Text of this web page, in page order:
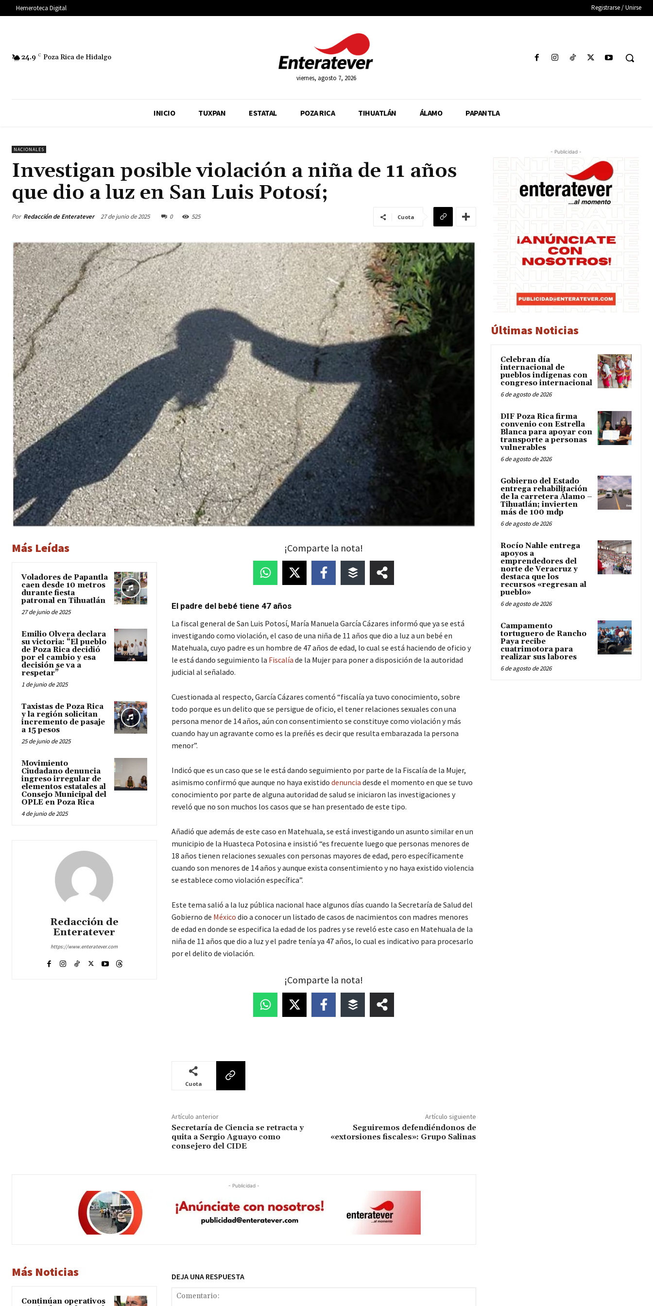
Hemeroteca Digital Registrarse / Unirse
24.9 C Poza Rica de Hidalgo
viernes, agosto 7, 2026
INICIO TUXPAN ESTATAL POZA RICA TIHUATLÁN ÁLAMO PAPANTLA
NACIONALES
Investigan posible violación a niña de 11 años
que dio a luz en San Luis Potosí;
Por Redacción de Enteratever 27 de junio de 2025 0 525 Cuota
Más Leídas
Voladores de Papantla
caen desde 10 metros
durante fiesta
patronal en Tihuatlán
27 de junio de 2025
Emilio Olvera declara
su victoria: “El pueblo
de Poza Rica decidió
por el cambio y esa
decisión se va a
respetar”
1 de junio de 2025
Taxistas de Poza Rica
y la región solicitan
incremento de pasaje
a 15 pesos
25 de junio de 2025
Movimiento
Ciudadano denuncia
ingreso irregular de
elementos estatales al
Consejo Municipal del
OPLE en Poza Rica
4 de junio de 2025
Redacción de
Enteratever
https://www.enteratever.com
¡Comparte la nota!
El padre del bebé tiene 47 años
La fiscal general de San Luis Potosí, María Manuela García Cázares informó que ya se está
investigando como violación, el caso de una niña de 11 años que dio a luz a un bebé en
Matehuala, cuyo padre es un hombre de 47 años de edad, lo cual se está haciendo de oficio y
le está dando seguimiento la Fiscalía de la Mujer para poner a disposición de la autoridad
judicial al señalado.
Cuestionada al respecto, García Cázares comentó “fiscalía ya tuvo conocimiento, sobre
todo porque es un delito que se persigue de oficio, el tener relaciones sexuales con una
persona menor de 14 años, aún con consentimiento se constituye como violación y más
cuando hay un agravante como es la preñés es decir que resulta embarazada la persona
menor”.
Indicó que es un caso que se le está dando seguimiento por parte de la Fiscalía de la Mujer,
asimismo confirmó que aunque no haya existido denuncia desde el momento en que se tuvo
conocimiento por parte de alguna autoridad de salud se iniciaron las investigaciones y
reveló que no son muchos los casos que se han presentado de este tipo.
Añadió que además de este caso en Matehuala, se está investigando un asunto similar en un
municipio de la Huasteca Potosina e insistió “es frecuente luego que personas menores de
18 años tienen relaciones sexuales con personas mayores de edad, pero específicamente
cuando son menores de 14 años y aunque exista consentimiento y no haya existido violencia
se establece como violación específica”.
Este tema salió a la luz pública nacional hace algunos días cuando la Secretaría de Salud del
Gobierno de México dio a conocer un listado de casos de nacimientos con madres menores
de edad en donde se especifica la edad de los padres y se reveló este caso en Matehuala de la
niña de 11 años que dio a luz y el padre tenía ya 47 años, lo cual es indicativo para procesarlo
por el delito de violación.
¡Comparte la nota!
Cuota
Artículo anterior
Secretaría de Ciencia se retracta y
quita a Sergio Aguayo como
consejero del CIDE
Artículo siguiente
Seguiremos defendiéndonos de
«extorsiones fiscales»: Grupo Salinas
- Publicidad -
Más Noticias
Continúan operativos
DEJA UNA RESPUESTA
- Publicidad -
Últimas Noticias
Celebran día
internacional de
pueblos indígenas con
congreso internacional
6 de agosto de 2026
DIF Poza Rica firma
convenio con Estrella
Blanca para apoyar con
transporte a personas
vulnerables
6 de agosto de 2026
Gobierno del Estado
entrega rehabilitación
de la carretera Álamo –
Tihuatlán; invierten
más de 100 mdp
6 de agosto de 2026
Rocío Nahle entrega
apoyos a
emprendedores del
norte de Veracruz y
destaca que los
recursos «regresan al
pueblo»
6 de agosto de 2026
Campamento
tortuguero de Rancho
Paya recibe
cuatrimotora para
realizar sus labores
6 de agosto de 2026